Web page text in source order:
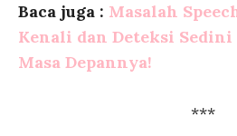
Baca juga : Masalah
Kenali dan Deteksi
Masa Depannya!
***